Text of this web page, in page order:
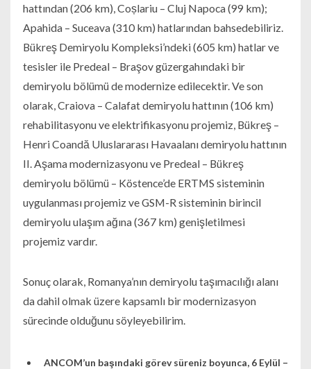
hattından (206 km), Coșlariu – Cluj Napoca (99 km);
Apahida – Suceava (310 km) hatlarından bahsedebiliriz.
Bükreş Demiryolu Kompleksi’ndeki (605 km) hatlar ve
tesisler ile Predeal – Braşov güzergahındaki bir
demiryolu bölümü de modernize edilecektir. Ve son
olarak, Craiova – Calafat demiryolu hattının (106 km)
rehabilitasyonu ve elektrifikasyonu projemiz, Bükreş –
Henri Coandă Uluslararası Havaalanı demiryolu hattının
II. Aşama modernizasyonu ve Predeal – Bükreş
demiryolu bölümü – Köstence’de ERTMS sisteminin
uygulanması projemiz ve GSM-R sisteminin birincil
demiryolu ulaşım ağına (367 km) genişletilmesi
projemiz vardır.
Sonuç olarak, Romanya’nın demiryolu taşımacılığı alanı
da dahil olmak üzere kapsamlı bir modernizasyon
sürecinde olduğunu söyleyebilirim.
ANCOM’un başındaki görev süreniz boyunca, 6 Eylül –